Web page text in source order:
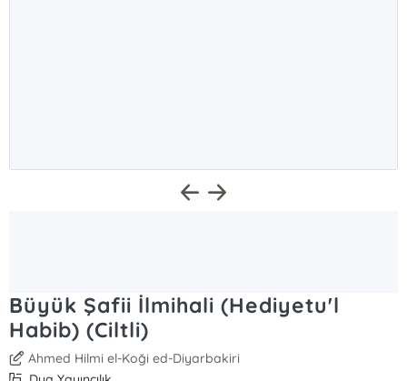
Büyük Şafii İlmihali (Hediyetu'l
Habib) (Ciltli)
Ahmed Hilmi el-Koği ed-Diyarbakiri